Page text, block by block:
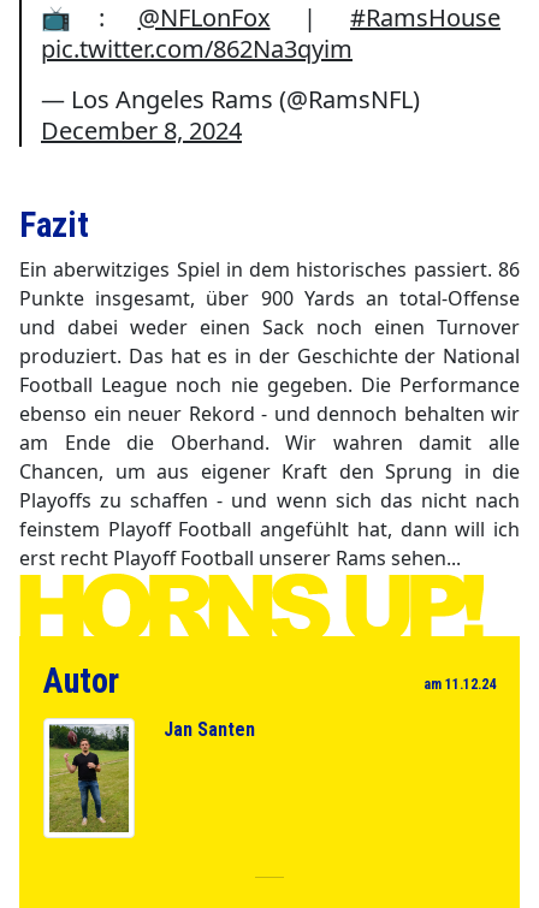
📺: @NFLonFox | #RamsHouse
pic.twitter.com/862Na3qyim
— Los Angeles Rams (@RamsNFL)
December 8, 2024
Fazit
Ein aberwitziges Spiel in dem historisches passiert. 86
Punkte insgesamt, über 900 Yards an total-Offense
und dabei weder einen Sack noch einen Turnover
produziert. Das hat es in der Geschichte der National
Football League noch nie gegeben. Die Performance
ebenso ein neuer Rekord - und dennoch behalten wir
am Ende die Oberhand. Wir wahren damit alle
Chancen, um aus eigener Kraft den Sprung in die
Playoffs zu schaffen - und wenn sich das nicht nach
feinstem Playoff Football angefühlt hat, dann will ich
erst recht Playoff Football unserer Rams sehen...
Autor am 11.12.24
Jan Santen